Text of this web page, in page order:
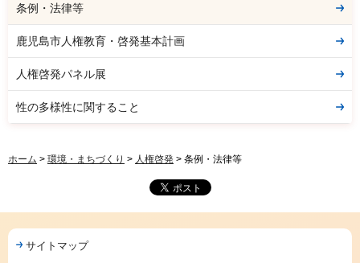
条例・法律等
鹿児島市人権教育・啓発基本計画
人権啓発パネル展
性の多様性に関すること
ホーム > 環境・まちづくり > 人権啓発 > 条例・法律等
サイトマップ